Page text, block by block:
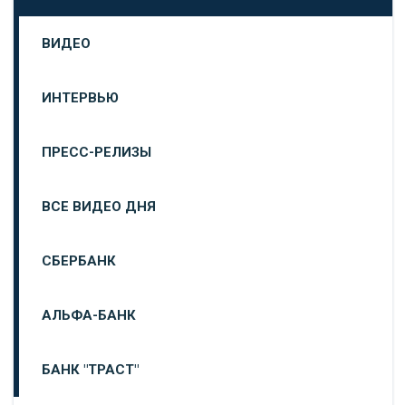
ВИДЕО
ИНТЕРВЬЮ
ПРЕСС-РЕЛИЗЫ
ВСЕ ВИДЕО ДНЯ
СБЕРБАНК
АЛЬФА-БАНК
БАНК "ТРАСТ"